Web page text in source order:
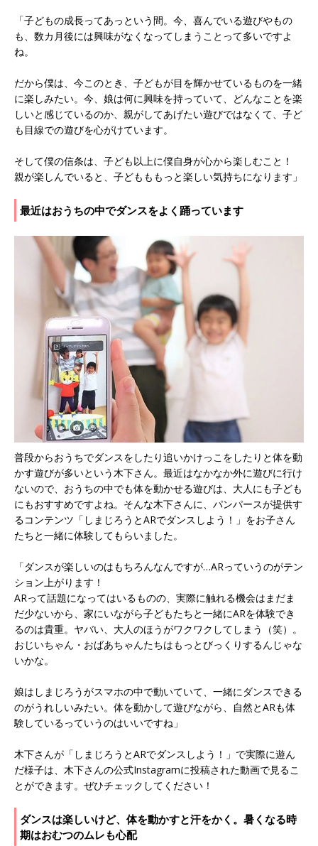
「子どもの成長ってあっという間。今、喜んでいる遊びやもの
も、数カ月後には興味がなくなってしまうことって多いですよ
ね。
だから僕は、今このとき、子どもが目を輝かせているものを一緒
に楽しみたい。今、娘は何に興味を持っていて、どんなことを楽
しいと感じているのか、親がしてあげたい遊びではなくて、子ど
も目線での遊びを心がけています。
そして僕の信条は、子ども以上に僕自身が心から楽しむこと！
親が楽しんでいると、子どもももっと楽しい気持ちになります」
最近はおうちの中でダンスをよく踊っています
普段からおうちでダンスをしたり追いかけっこをしたりと体を動
かす遊びが多いという木下さん。最近はなかなか外に遊びに行け
ないので、おうちの中でも体を動かせる遊びは、大人にも子ども
にもおすすめですよね。そんな木下さんに、パンパースが提供す
るコンテンツ「しまじろうとARでダンスしよう！」をお子さん
たちと一緒に体験してもらいました。
「ダンスが楽しいのはもちろんなんですが…ARっていうのがテン
ション上がります！
ARって話題になってはいるものの、実際に触れる機会はまだま
だ少ないから、家にいながら子どもたちと一緒にARを体験でき
るのは貴重。ヤバい、大人のほうがワクワクしてしまう（笑）。
おじいちゃん・おばあちゃんたちはもっとびっくりするんじゃな
いかな。
娘はしまじろうがスマホの中で動いていて、一緒にダンスできる
のがうれしいみたい。体を動かして遊びながら、自然とARも体
験しているっていうのはいいですね」
木下さんが「しまじろうとARでダンスしよう！」で実際に遊ん
だ様子は、木下さんの公式Instagramに投稿された動画で見るこ
とができます。ぜひチェックしてください！
ダンスは楽しいけど、体を動かすと汗をかく。暑くなる時
期はおむつのムレも心配